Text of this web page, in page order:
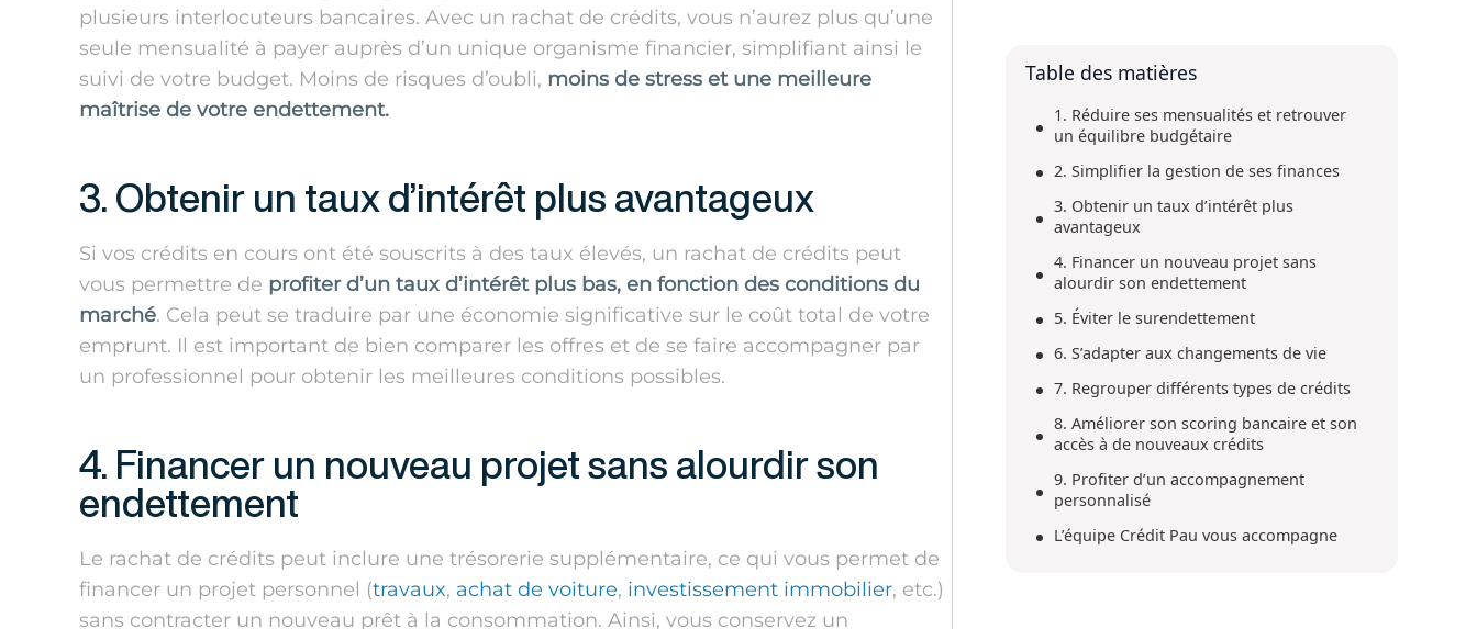
plusieurs interlocuteurs bancaires. Avec un rachat de crédits, vous n’aurez plus qu’une
seule mensualité à payer auprès d’un unique organisme financier, simplifiant ainsi le
suivi de votre budget. Moins de risques d’oubli, moins de stress et une meilleure
maîtrise de votre endettement.
3. Obtenir un taux d’intérêt plus avantageux
Si vos crédits en cours ont été souscrits à des taux élevés, un rachat de crédits peut
vous permettre de profiter d’un taux d’intérêt plus bas, en fonction des conditions du
marché. Cela peut se traduire par une économie significative sur le coût total de votre
emprunt. Il est important de bien comparer les offres et de se faire accompagner par
un professionnel pour obtenir les meilleures conditions possibles.
4. Financer un nouveau projet sans alourdir son
endettement
Le rachat de crédits peut inclure une trésorerie supplémentaire, ce qui vous permet de
financer un projet personnel (travaux, achat de voiture, investissement immobilier, etc.)
sans contracter un nouveau prêt à la consommation. Ainsi, vous conservez un
Table des matières
1. Réduire ses mensualités et retrouver
un équilibre budgétaire
2. Simplifier la gestion de ses finances
3. Obtenir un taux d’intérêt plus
avantageux
4. Financer un nouveau projet sans
alourdir son endettement
5. Éviter le surendettement
6. S’adapter aux changements de vie
7. Regrouper différents types de crédits
8. Améliorer son scoring bancaire et son
accès à de nouveaux crédits
9. Profiter d’un accompagnement
personnalisé
L’équipe Crédit Pau vous accompagne